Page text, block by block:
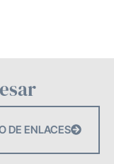
DE ENLACES